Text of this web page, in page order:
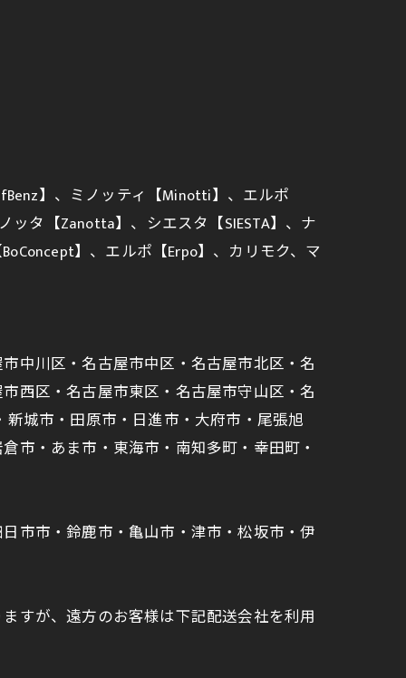
】、ミノッティ【Minotti】、エルポ
ッタ【Zanotta】、シエスタ【SIESTA】、ナ
】、エルポ【Erpo】、カリモク、マ
川区・名古屋市中区・名古屋市北区・名
西区・名古屋市東区・名古屋市守山区・名
城市・田原市・日進市・大府市・尾張旭
市・あま市・東海市・南知多町・幸田町・
市市・鈴鹿市・亀山市・津市・松坂市・伊
すが、遠方のお客様は下記配送会社を利用